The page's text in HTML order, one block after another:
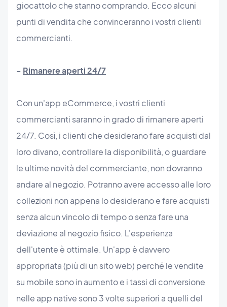
giocattolo che stanno comprando. Ecco alcuni
punti di vendita che convinceranno i vostri clienti
commercianti.
- Rimanere aperti 24/7
Con un'app eCommerce, i vostri clienti
commercianti saranno in grado di rimanere aperti
24/7. Così, i clienti che desiderano fare acquisti dal
loro divano, controllare la disponibilità, o guardare
le ultime novità del commerciante, non dovranno
andare al negozio. Potranno avere accesso alle loro
collezioni non appena lo desiderano e fare acquisti
senza alcun vincolo di tempo o senza fare una
deviazione al negozio fisico. L'esperienza
dell'utente è ottimale. Un'app è davvero
appropriata (più di un sito web) perché le vendite
su mobile sono in aumento e i tassi di conversione
nelle app native sono 3 volte superiori a quelli del